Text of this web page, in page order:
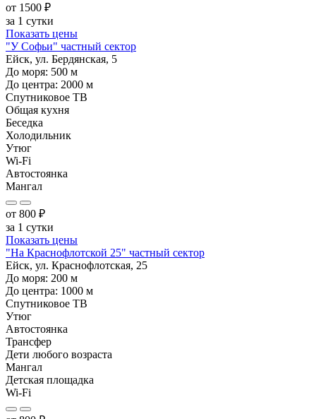
от 1500 ₽
за 1 сутки
Показать цены
"У Софьи" частный сектор
Ейск, ул. Бердянская, 5
До моря: 500 м
До центра: 2000 м
Спутниковое ТВ
Общая кухня
Беседка
Холодильник
Утюг
Wi-Fi
Автостоянка
Мангал
от 800 ₽
за 1 сутки
Показать цены
"На Краснофлотской 25" частный сектор
Ейск, ул. Краснофлотская, 25
До моря: 200 м
До центра: 1000 м
Спутниковое ТВ
Утюг
Автостоянка
Трансфер
Дети любого возраста
Мангал
Детская площадка
Wi-Fi